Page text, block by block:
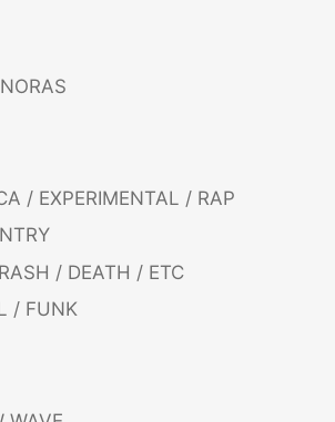
/ EXPERIMENTAL / RAP
/ DEATH / ETC
/ FUNK